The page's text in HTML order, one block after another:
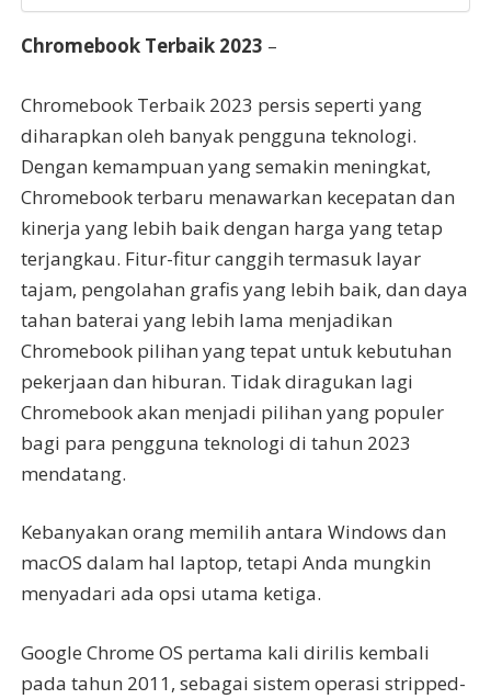
Chromebook Terbaik 2023 –
Chromebook Terbaik 2023 persis seperti yang
diharapkan oleh banyak pengguna teknologi.
Dengan kemampuan yang semakin meningkat,
Chromebook terbaru menawarkan kecepatan dan
kinerja yang lebih baik dengan harga yang tetap
terjangkau. Fitur-fitur canggih termasuk layar
tajam, pengolahan grafis yang lebih baik, dan daya
tahan baterai yang lebih lama menjadikan
Chromebook pilihan yang tepat untuk kebutuhan
pekerjaan dan hiburan. Tidak diragukan lagi
Chromebook akan menjadi pilihan yang populer
bagi para pengguna teknologi di tahun 2023
mendatang.
Kebanyakan orang memilih antara Windows dan
macOS dalam hal laptop, tetapi Anda mungkin
menyadari ada opsi utama ketiga.
Google Chrome OS pertama kali dirilis kembali
pada tahun 2011, sebagai sistem operasi stripped-